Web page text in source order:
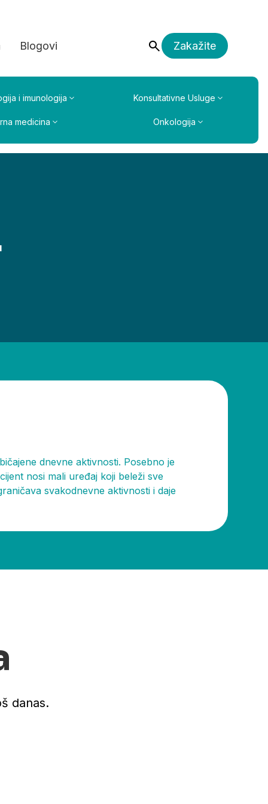
Blogovi Zakažite
i imunologija Konsultativne Usluge
medicina Onkologija
dnevne aktivnosti. Posebno je
nosi mali uređaj koji beleži sve
svakodnevne aktivnosti i daje
danas.